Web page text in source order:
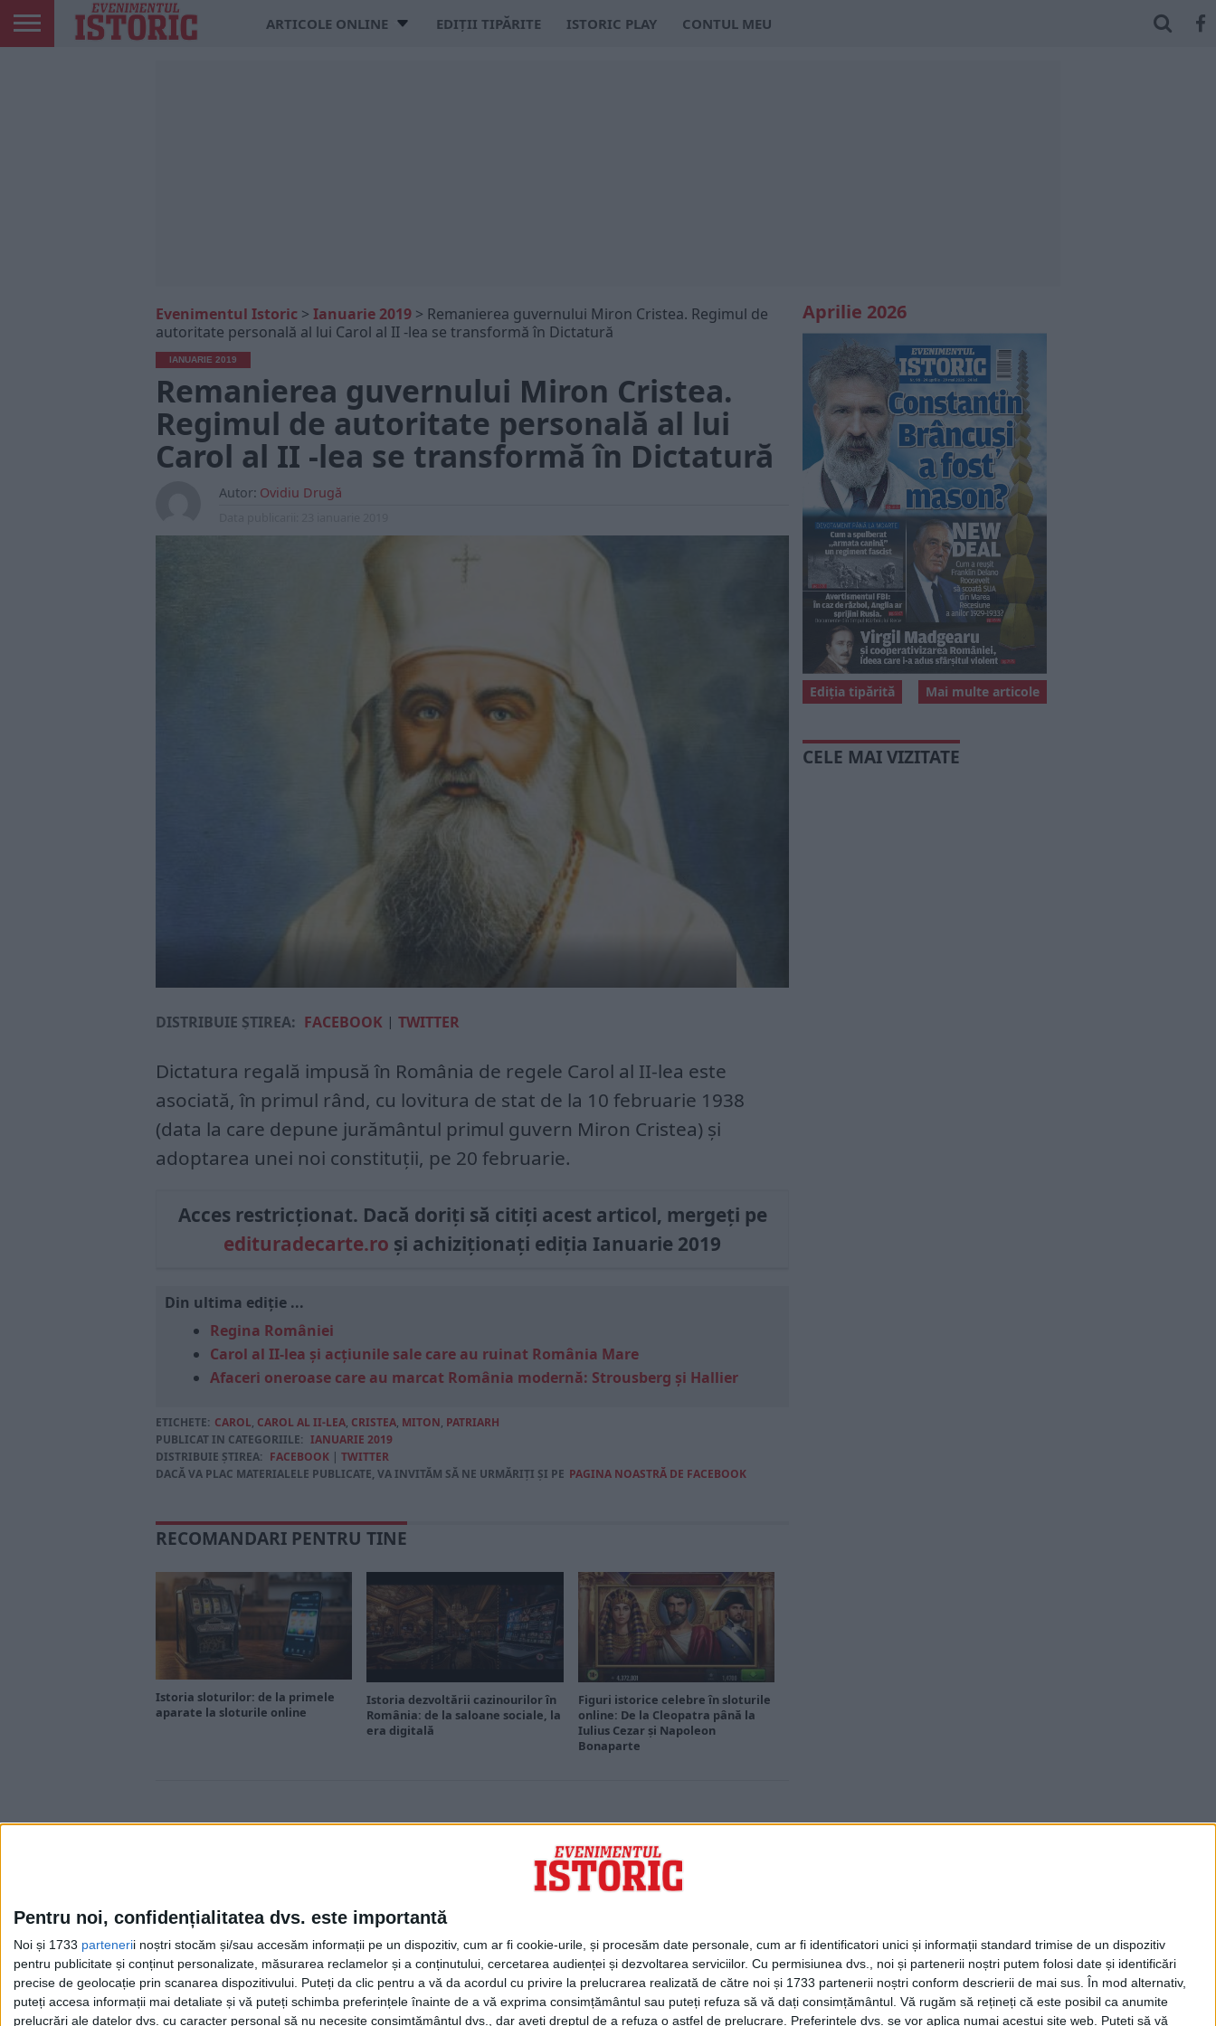
Pentru noi, confidențialitatea dvs. este importantă
Noi și 1733 partenerii noștri stocăm și/sau accesăm informații pe un dispozitiv, cum ar fi cookie-urile, și procesăm date personale, cum ar fi identificatori unici și informații standard trimise de un dispozitiv
pentru publicitate și conținut personalizate, măsurarea reclamelor și a conținutului, cercetarea audienței și dezvoltarea serviciilor. Cu permisiunea dvs., noi și partenerii noștri putem folosi date și identificări
precise de geolocație prin scanarea dispozitivului. Puteți da clic pentru a vă da acordul cu privire la prelucrarea realizată de către noi și 1733 partenerii noștri conform descrierii de mai sus. În mod alternativ,
puteți accesa informații mai detaliate și vă puteți schimba preferințele înainte de a vă exprima consimțământul sau puteți refuza să vă dați consimțământul. Vă rugăm să rețineți că este posibil ca anumite
prelucrări ale datelor dvs. cu caracter personal să nu necesite consimțământul dvs., dar aveți dreptul de a refuza o astfel de prelucrare. Preferințele dvs. se vor aplica numai acestui site web. Puteți să vă
ARTICOLE ONLINE EDIȚII TIPĂRITE ISTORIC PLAY CONTUL MEU
Evenimentul Istoric > Ianuarie 2019 > Remanierea guvernului Miron Cristea. Regimul de
autoritate personală al lui Carol al II -lea se transformă în Dictatură
IANUARIE 2019
Remanierea guvernului Miron Cristea.
Regimul de autoritate personală al lui
Carol al II -lea se transformă în Dictatură
Autor: Ovidiu Drugă
DISTRIBUIE ȘTIREA: FACEBOOK | TWITTER
Dictatura regală impusă în România de regele Carol al II-lea este
asociată, în primul rând, cu lovitura de stat de la 10 februarie 1938
(data la care depune jurământul primul guvern Miron Cristea) și
adoptarea unei noi constituții, pe 20 februarie.
Acces restricționat. Dacă doriți să citiți acest articol, mergeți pe
edituradecarte.ro și achiziționați ediția Ianuarie 2019
Din ultima ediție ...
Regina României
Carol al II-lea și acțiunile sale care au ruinat România Mare
Afaceri oneroase care au marcat România modernă: Strousberg și Hallier
ETICHETE: CAROL, CAROL AL II-LEA, CRISTEA, MITON, PATRIARH
PUBLICAT IN CATEGORIILE: IANUARIE 2019
DISTRIBUIE ȘTIREA: FACEBOOK | TWITTER
DACĂ VA PLAC MATERIALELE PUBLICATE, VA INVITĂM SĂ NE URMĂRIȚI ȘI PE PAGINA NOASTRĂ DE FACEBOOK
RECOMANDARI PENTRU TINE
Istoria sloturilor: de la primele
aparate la sloturile online
Istoria dezvoltării cazinourilor în
România: de la saloane sociale, la
era digitală
Figuri istorice celebre în sloturile
online: De la Cleopatra până la
Iulius Cezar și Napoleon
Bonaparte
Aprilie 2026
Mai multe articole
Ediția tipărită
CELE MAI VIZITATE
Cea mai mare revistă de istorie din Europa!.
Media KIT
Evenimentul Zilei
Doctorul Zilei
Infofinanciar
Infoactual
Editura de carte
EVZ Comunicate
Capital Comunicate